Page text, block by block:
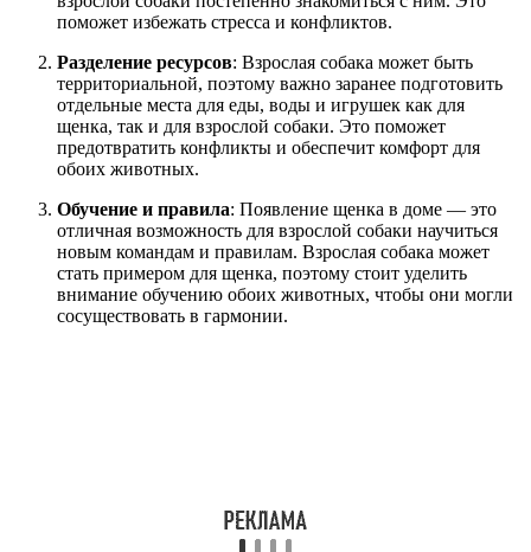
поможет избежать стресса и конфликтов.
Разделение ресурсов: Взрослая собака может быть
территориальной, поэтому важно заранее подготовить
отдельные места для еды, воды и игрушек как для
щенка, так и для взрослой собаки. Это поможет
предотвратить конфликты и обеспечит комфорт для
обоих животных.
Обучение и правила: Появление щенка в доме — это
отличная возможность для взрослой собаки научиться
новым командам и правилам. Взрослая собака может
стать примером для щенка, поэтому стоит уделить
внимание обучению обоих животных, чтобы они могли
сосуществовать в гармонии.